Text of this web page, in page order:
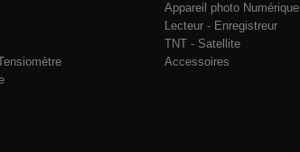
Appareil photo Numérique
Lecteur - Enregistreur
TNT - Satellite
Accessoires